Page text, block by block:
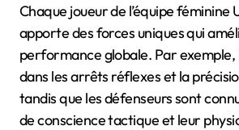
Chaque joueur de l’équipe féminine
apporte des forces uniques qui
performance globale. Par exemple,
dans les arrêts réflexes et la
tandis que les défenseurs sont
de conscience tactique et leur